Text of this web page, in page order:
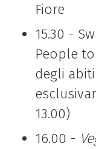
Fiore
15.30 -
People
degli
13.00)
16.00 -